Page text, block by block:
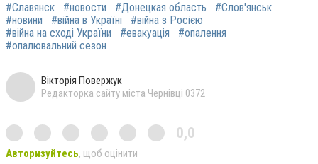
#Славянск #новости #Донецкая область
#Слов'янськ
#новини
#війна в Україні
#війна з Росією
#війна на сході України
#евакуація
#опалення
#опалювальний сезон
Вікторія Повержук
Редакторка сайту міста Чернівці 0372
0,0
Авторизуйтесь, щоб оцінити